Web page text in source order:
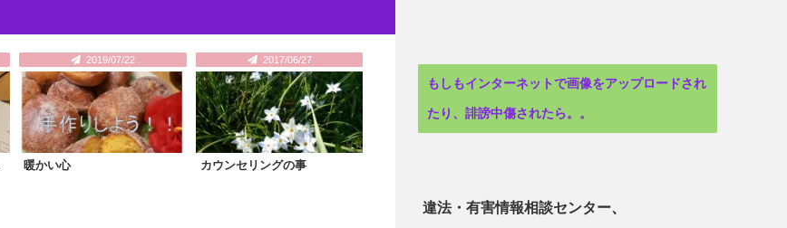
2019/07/22
暖かい心
2017/06/27
カウンセリングの事
もしもインターネットで画像をアップロードされ
たり、誹謗中傷されたら。。
違法・有害情報相談センター、